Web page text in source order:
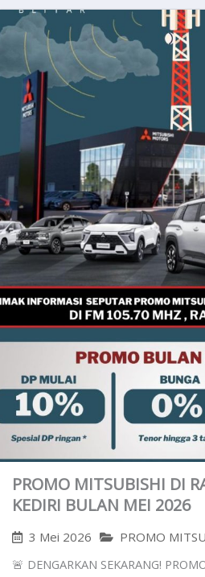
PROMO MITSUBISHI DI
KEDIRI BULAN MEI 2026
3 Mei 2026
PROMO
🚨 DENGARKAN SEKARANG!